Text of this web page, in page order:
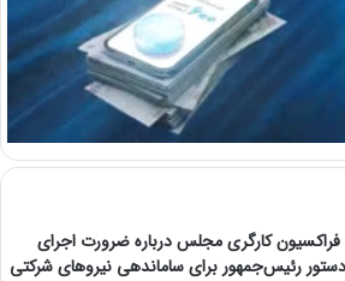
فراکسیون کارگری مجلس درباره ضرورت اجرای
رئیس‌جمهور برای ساماندهی نیروهای شرکتی